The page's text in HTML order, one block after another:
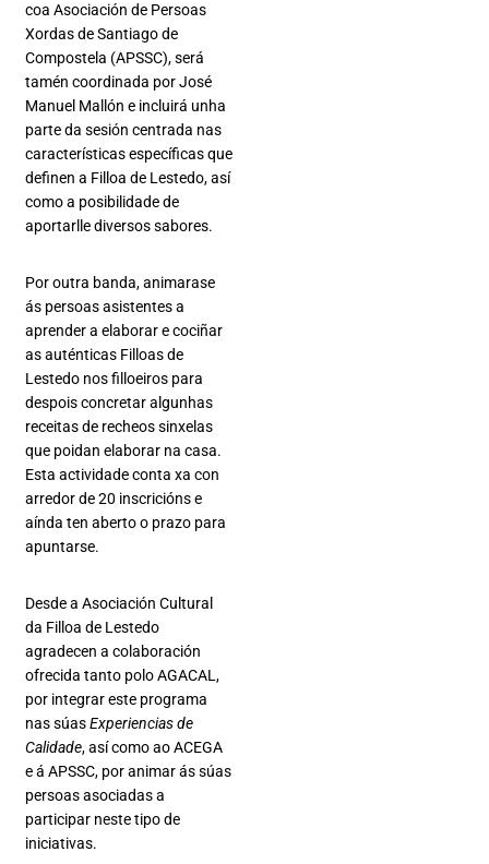
coa Asociación de Persoas
Xordas de Santiago de
Compostela (APSSC), será
tamén coordinada por José
Manuel Mallón e incluirá unha
parte da sesión centrada nas
características específicas que
definen a Filloa de Lestedo, así
como a posibilidade de
aportarlle diversos sabores.
Por outra banda, animarase
ás persoas asistentes a
aprender a elaborar e cociñar
as auténticas Filloas de
Lestedo nos filloeiros para
despois concretar algunhas
receitas de recheos sinxelas
que poidan elaborar na casa.
Esta actividade conta xa con
arredor de 20 inscricións e
aínda ten aberto o prazo para
apuntarse.
Desde a Asociación Cultural
da Filloa de Lestedo
agradecen a colaboración
ofrecida tanto polo AGACAL,
por integrar este programa
nas súasExperiencias de
Calidade, así como ao ACEGA
e á APSSC, por animar ás súas
persoas asociadas a
participar neste tipo de
iniciativas.